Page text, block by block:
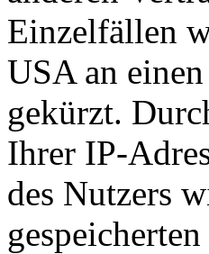
Einzelfällen
USA an
gekürzt.
Ihrer IP-
des Nutzers